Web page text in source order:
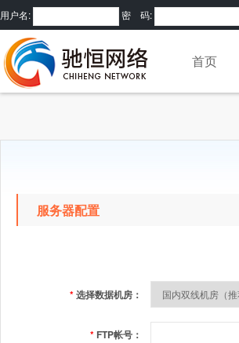
用户名: 密 码:
首页
服务器配置
*选择数据机房：
* FTP帐号：